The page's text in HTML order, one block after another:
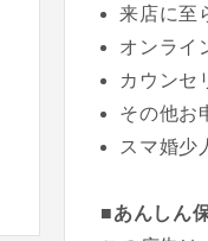
来店に至
オンライ
カウンセ
その他お
スマ婚少
■あんしん